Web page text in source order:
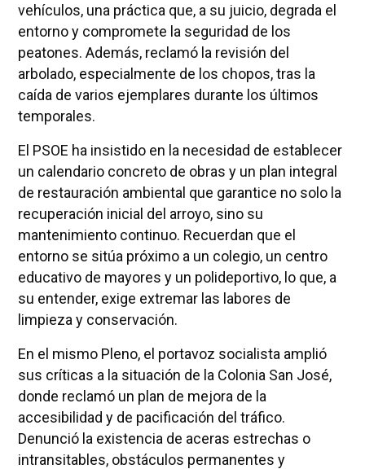
vehículos, una práctica que, a su juicio, degrada el
entorno y compromete la seguridad de los
peatones. Además, reclamó la revisión del
arbolado, especialmente de los chopos, tras la
caída de varios ejemplares durante los últimos
temporales.
El PSOE ha insistido en la necesidad de establecer
un calendario concreto de obras y un plan integral
de restauración ambiental que garantice no solo la
recuperación inicial del arroyo, sino su
mantenimiento continuo. Recuerdan que el
entorno se sitúa próximo a un colegio, un centro
educativo de mayores y un polideportivo, lo que, a
su entender, exige extremar las labores de
limpieza y conservación.
En el mismo Pleno, el portavoz socialista amplió
sus críticas a la situación de la Colonia San José,
donde reclamó un plan de mejora de la
accesibilidad y de pacificación del tráfico.
Denunció la existencia de aceras estrechas o
intransitables, obstáculos permanentes y